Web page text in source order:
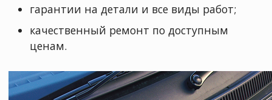
гарантии на детали и все виды работ;
качественный ремонт по доступным
ценам.